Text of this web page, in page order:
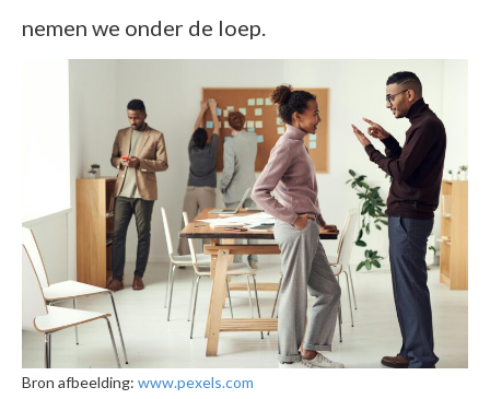
nemen we onder de loep.
Bron afbeelding: www.pexels.com